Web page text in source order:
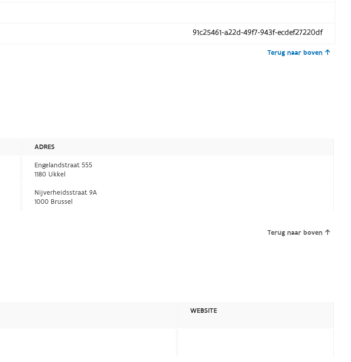
91c25461-a22d-49f7-943f-ecdef27220df
Terug naar boven
ADRES
Engelandstraat 555
1180 Ukkel
Nijverheidsstraat 9A
1000 Brussel
Terug naar boven
WEBSITE